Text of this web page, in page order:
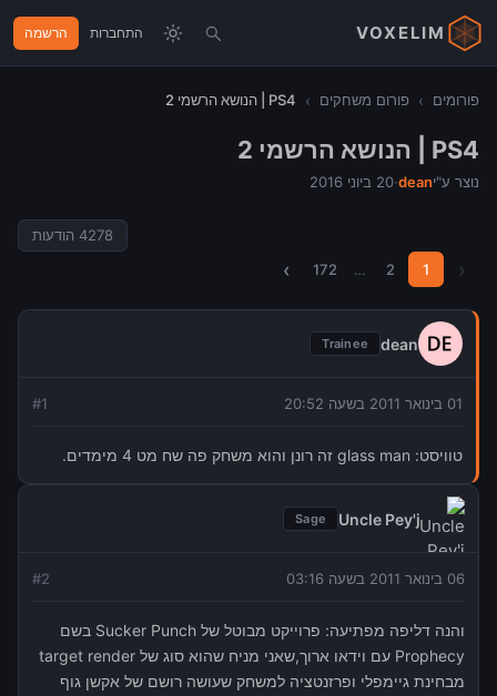
VOXELIM התחברות הרשמה
פורומים › פורום משחקים › PS4 | הנושא הרשמי 2
PS4 | הנושא הרשמי 2
נוצר ע"יdean
·20 ביוני 2016
4278 הודעות
‹
1
2
…
172
›
dean
Trainee
01 בינואר 2011 בשעה 20:52 #1
טוויסט: glass man זה רונן והוא משחק פה שח מט 4 מימדים.
Uncle Pey'j
Sage
06 בינואר 2011 בשעה 03:16 #2
והנה דליפה מפתיעה: פרוייקט מבוטל של Sucker Punch בשם
Prophecy עם וידאו ארוך,שאני מניח שהוא סוג של target render
מבחינת גיימפלי ופרזנטציה למשחק שעושה רושם של אקשן גוף